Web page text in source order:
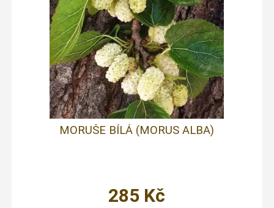
MORUŠE BÍLÁ (MORUS ALBA)
285 Kč